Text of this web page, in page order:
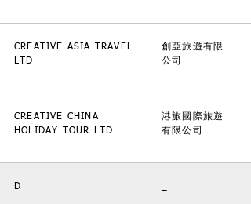
CREATIVE ASIA TRAVEL
LTD
創亞旅遊有限
公司
CREATIVE CHINA
HOLIDAY TOUR LTD
港旅國際旅遊
有限公司
D